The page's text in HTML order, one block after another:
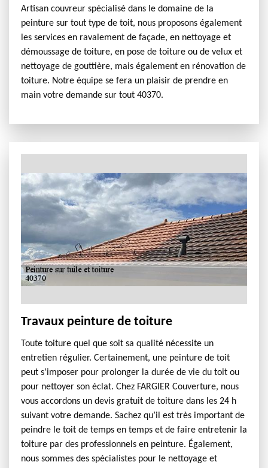
Artisan couvreur spécialisé dans le domaine de la
peinture sur tout type de toit, nous proposons également
les services en ravalement de façade, en nettoyage et
démoussage de toiture, en pose de toiture ou de velux et
nettoyage de gouttière, mais également en rénovation de
toiture. Notre équipe se fera un plaisir de prendre en
main votre demande sur tout 40370.
Travaux peinture de toiture
Toute toiture quel que soit sa qualité nécessite un
entretien régulier. Certainement, une peinture de toit
peut s’imposer pour prolonger la durée de vie du toit ou
pour nettoyer son éclat. Chez FARGIER Couverture, nous
vous accordons un devis gratuit de toiture dans les 24 h
suivant votre demande. Sachez qu’il est très important de
peindre le toit de temps en temps et de faire entretenir la
toiture par des professionnels en peinture. Également,
nous sommes des spécialistes pour le nettoyage et